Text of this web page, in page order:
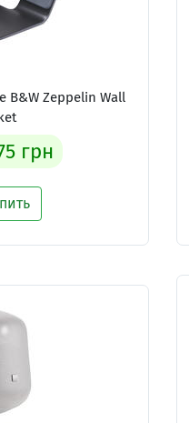
B&W Zeppelin Wall
грн